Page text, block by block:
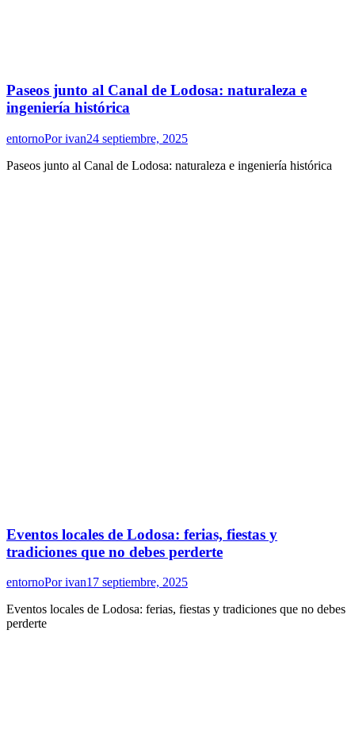
Paseos junto al Canal de Lodosa: naturaleza e
ingeniería histórica
entornoPorivan24 septiembre, 2025
Paseos junto al Canal de Lodosa: naturaleza e ingeniería histórica
Eventos locales de Lodosa: ferias, fiestas y
tradiciones que no debes perderte
entornoPorivan17 septiembre, 2025
Eventos locales de Lodosa: ferias, fiestas y tradiciones que no debes
perderte